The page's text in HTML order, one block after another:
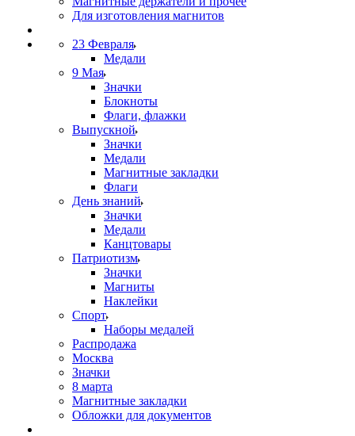
Для изготовления магнитов
23 Февраля
Медали
9 Мая
Значки
Блокноты
Флаги, флажки
Выпускной
Значки
Медали
Магнитные закладки
Флаги
День знаний
Значки
Медали
Канцтовары
Патриотизм
Значки
Магниты
Наклейки
Спорт
Наборы медалей
Распродажа
Москва
Значки
8 марта
Магнитные закладки
Обложки для документов